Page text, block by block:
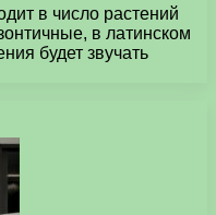
в число растений
в латинском
будет звучать